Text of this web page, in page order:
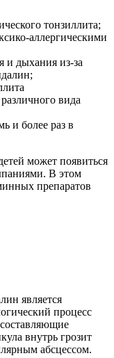
тонзиллита;
аллергическими
и дыхания из-за
вида
и более раз в
может появиться
В этом
препаратов
является
процесс
внутрь грозит
абсцессом.